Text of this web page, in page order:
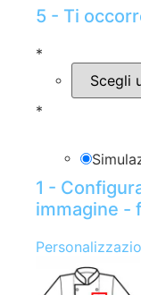
5 - Ti
*
*
1 -
immagine -